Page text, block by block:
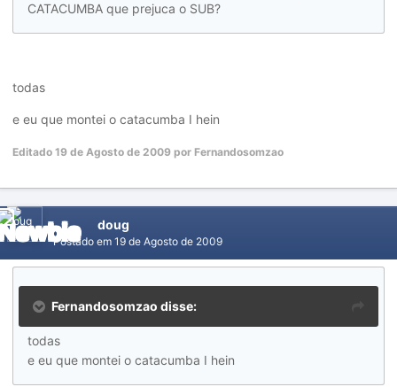
CATACUMBA que prejuca o SUB?
todas
e eu que montei o catacumba I hein
Editado 19 de Agosto de 2009 por Fernandosomzao
doug
Postado em 19 de Agosto de 2009
Fernandosomzao disse:
todas
e eu que montei o catacumba I hein